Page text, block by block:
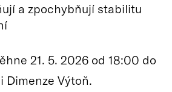
a zpochybňují stabilitu
21. 5. 2026 od 18:00 do
Dimenze Výtoň.